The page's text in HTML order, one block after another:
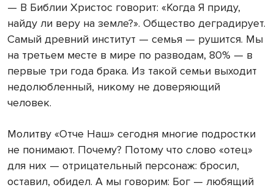
— В Библии Христос говорит: «Когда Я приду,
найду ли веру на земле?». Общество деградирует.
Самый древний институт — семья — рушится. Мы
на третьем месте в мире по разводам, 80% — в
первые три года брака. Из такой семьи выходит
недолюбленный, никому не доверяющий
человек.
Молитву «Отче Наш» сегодня многие подростки
не понимают. Почему? Потому что слово «отец»
для них — отрицательный персонаж: бросил,
оставил, обидел. А мы говорим: Бог — любящий